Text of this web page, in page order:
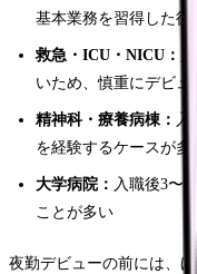
基本業務を習得した後
救急・ICU・NICU：
いため、慎重にデビュ
精神科・療養病棟：
を経験するケースが多
大学病院： 入職後3〜
ことが多い
夜勤デビューの前には、ほ